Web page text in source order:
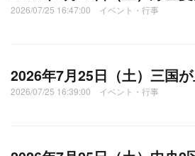
2026/07/25 16:47:00 イベント・行事
2026年7月25日（土）三国
2026/07/25 16:39:00 イベント・行事